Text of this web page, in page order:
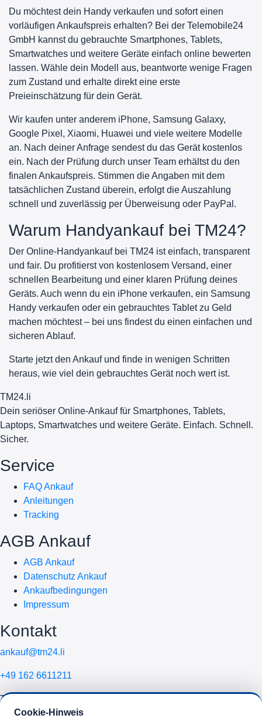
Du möchtest dein Handy verkaufen und sofort einen
vorläufigen Ankaufspreis erhalten? Bei der Telemobile24
GmbH kannst du gebrauchte Smartphones, Tablets,
Smartwatches und weitere Geräte einfach online bewerten
lassen. Wähle dein Modell aus, beantworte wenige Fragen
zum Zustand und erhalte direkt eine erste
Preieinschätzung für dein Gerät.
Wir kaufen unter anderem iPhone, Samsung Galaxy,
Google Pixel, Xiaomi, Huawei und viele weitere Modelle
an. Nach deiner Anfrage sendest du das Gerät kostenlos
ein. Nach der Prüfung durch unser Team erhältst du den
finalen Ankaufspreis. Stimmen die Angaben mit dem
tatsächlichen Zustand überein, erfolgt die Auszahlung
schnell und zuverlässig per Überweisung oder PayPal.
Warum Handyankauf bei TM24?
Der Online-Handyankauf bei TM24 ist einfach, transparent
und fair. Du profitierst von kostenlosem Versand, einer
schnellen Bearbeitung und einer klaren Prüfung deines
Geräts. Auch wenn du ein iPhone verkaufen, ein Samsung
Handy verkaufen oder ein gebrauchtes Tablet zu Geld
machen möchtest – bei uns findest du einen einfachen und
sicheren Ablauf.
Starte jetzt den Ankauf und finde in wenigen Schritten
heraus, wie viel dein gebrauchtes Gerät noch wert ist.
TM24.li
Dein seriöser Online-Ankauf für Smartphones, Tablets,
Laptops, Smartwatches und weitere Geräte. Einfach. Schnell.
Sicher.
Service
FAQ Ankauf
Anleitungen
Tracking
AGB Ankauf
AGB Ankauf
Datenschutz Ankauf
Ankaufbedingungen
Impressum
Kontakt
ankauf@tm24.li
+49 162 6611211
Telemobile24 GmbH
Schlehenweg 16
Cookie-Hinweis